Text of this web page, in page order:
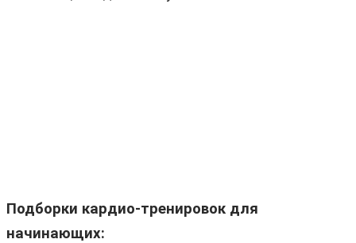
Подборки кардио-тренировок для
начинающих: